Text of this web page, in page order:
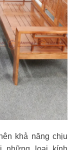
khả năng chịu